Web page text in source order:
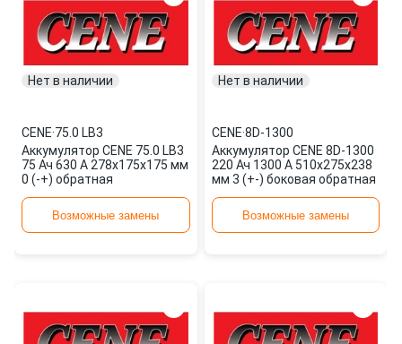
Нет в наличии
CENE·75.0 LB3
Аккумулятор CENE 75.0 LB3
75 Ач 630 А 278x175x175 мм
0 (-+) обратная
Возможные замены
Нет в наличии
CENE·8D-1300
Аккумулятор CENE 8D-1300
220 Ач 1300 А 510x275x238
мм 3 (+-) боковая обратная
Возможные замены